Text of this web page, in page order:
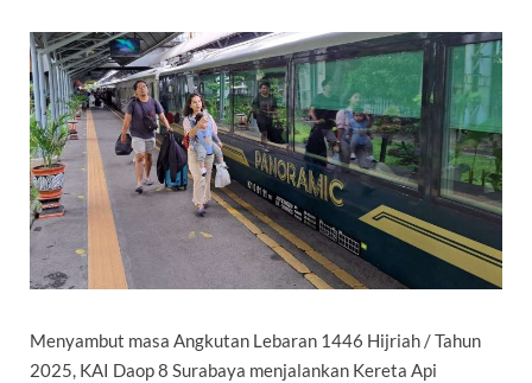
Menyambut masa Angkutan Lebaran 1446 Hijriah / Tahun
2025, KAI Daop 8 Surabaya menjalankan Kereta Api